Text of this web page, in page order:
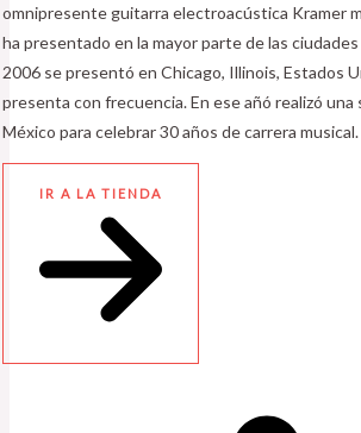
omnipresente guitarra electroacústica Kramer
ha presentado en la mayor parte de las
2006 se presentó en Chicago, Illinois, Estados
presenta con frecuencia. En ese añó realizó
México para celebrar 30 años de carrera musical.
IR A LA TIENDA